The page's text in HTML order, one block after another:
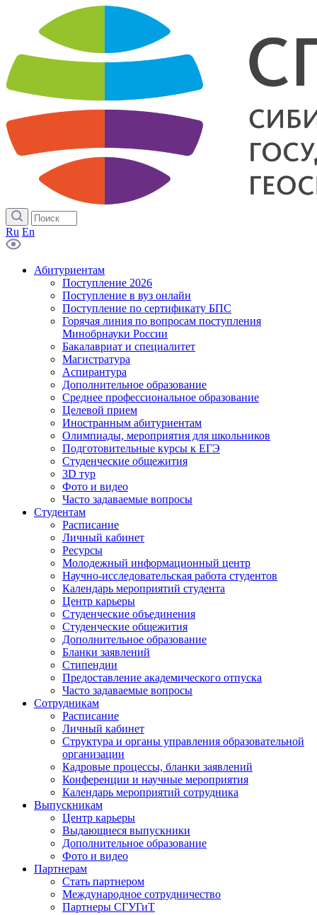
Ru En
Абитуриентам
Поступление 2026
Поступление в вуз онлайн
Поступление по сертификату БПС
Горячая линия по вопросам поступления
Минобрнауки России
Бакалавриат и специалитет
Магистратура
Аспирантура
Дополнительное образование
Среднее профессиональное образование
Целевой прием
Иностранным абитуриентам
Олимпиады, мероприятия для школьников
Подготовительные курсы к ЕГЭ
Студенческие общежития
3D тур
Фото и видео
Часто задаваемые вопросы
Студентам
Расписание
Личный кабинет
Ресурсы
Молодежный информационный центр
Научно-исследовательская работа студентов
Календарь мероприятий студента
Центр карьеры
Студенческие объединения
Студенческие общежития
Дополнительное образование
Бланки заявлений
Стипендии
Предоставление академического отпуска
Часто задаваемые вопросы
Сотрудникам
Расписание
Личный кабинет
Структура и органы управления образовательной
организации
Кадровые процессы, бланки заявлений
Конференции и научные мероприятия
Календарь мероприятий сотрудника
Выпускникам
Центр карьеры
Выдающиеся выпускники
Дополнительное образование
Фото и видео
Партнерам
Стать партнером
Международное сотрудничество
Партнеры СГУГиТ